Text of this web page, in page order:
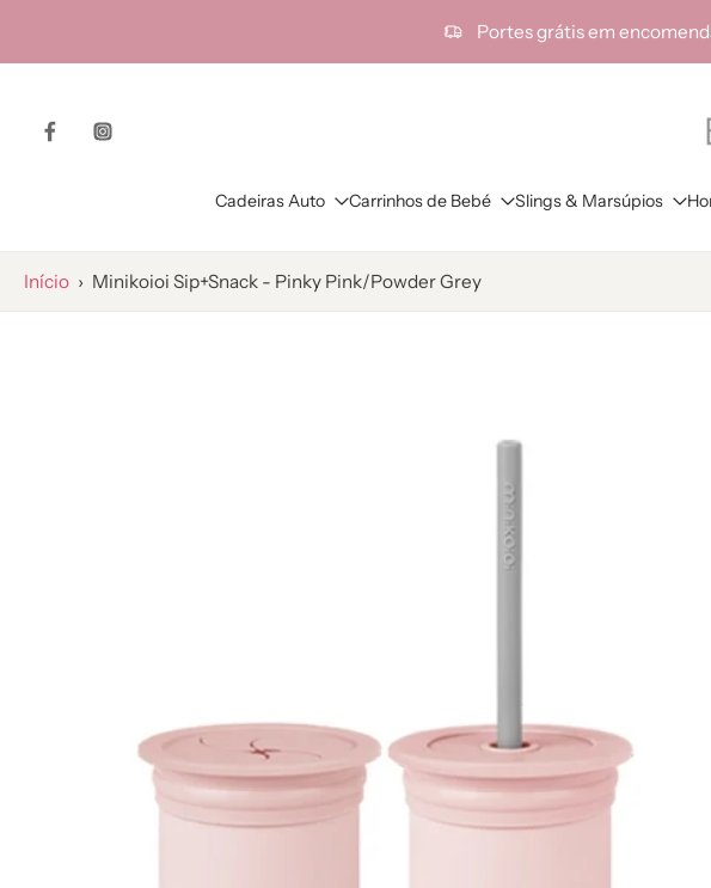
Portes grátis em
Cadeiras Auto Carrinhos de Bebé Slings & Marsúpios
Início › Minikoioi Sip+Snack - Pinky Pink/Powder Grey